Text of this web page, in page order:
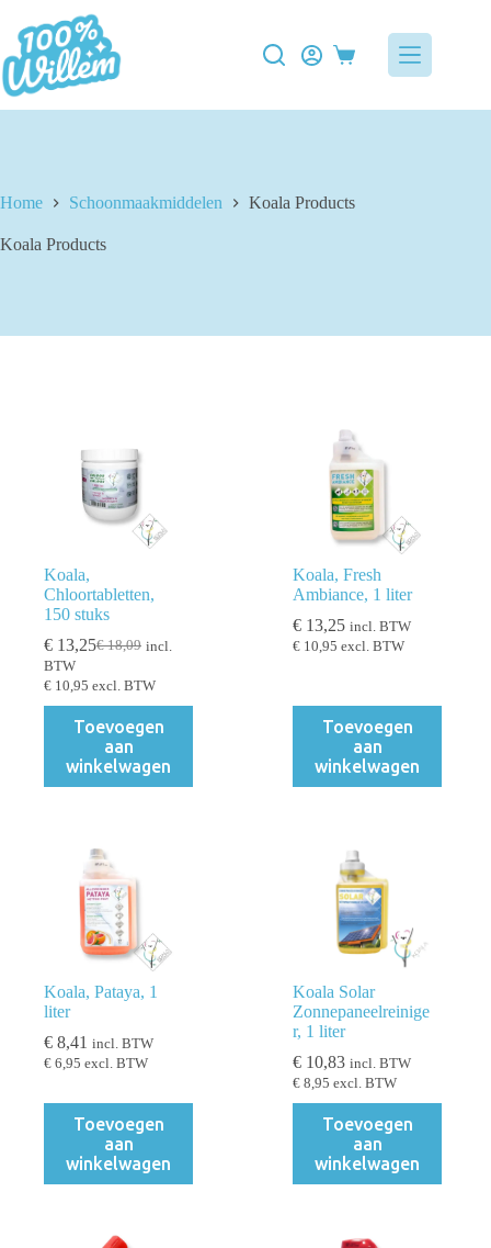
naar
inhoud
Winkelwagen
Home Schoonmaakmiddelen Koala Products
Koala Products
Koala,
Chloortabletten,
150 stuks
€18,09
Oorspronkelijke
was:
€ 13,25Huidige
is:
incl.
BTW
€ 10,95 excl. BTW
Toevoegen
aan
winkelwagen
Koala, Fresh
Ambiance, 1 liter
€ 13,25 incl. BTW
€ 10,95 excl. BTW
Toevoegen
aan
winkelwagen
Koala, Pataya, 1
liter
€ 8,41 incl. BTW
€ 6,95 excl. BTW
Toevoegen
aan
winkelwagen
Koala Solar
Zonnepaneelreinige
r, 1 liter
€ 10,83 incl. BTW
€ 8,95 excl. BTW
Toevoegen
aan
winkelwagen